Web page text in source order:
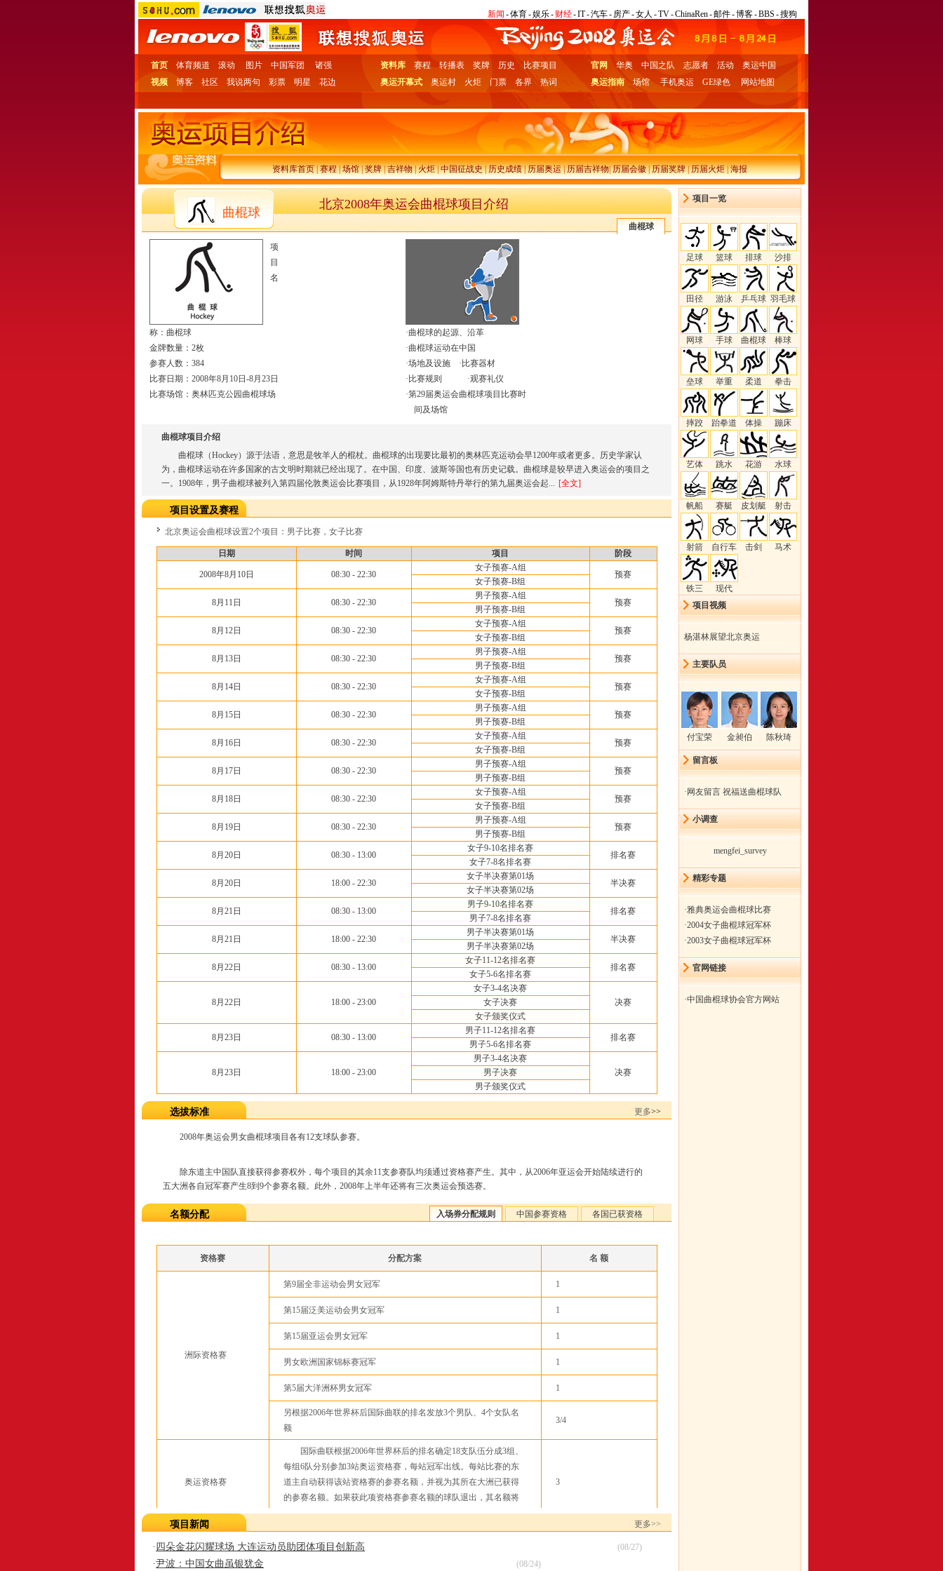
新闻 -体育-娱乐- 财经-IT-汽车- 房产-女人 -TV-ChinaRen-邮件-博客-BBS -搜狗
首页 体育频道 滚动 图片 中国军团
诸强
视频
博客 社区 我说两句 彩票 明星 花边
资料库 赛程 转播表 奖牌 历史
比赛项目
奥运开幕式
奥运村 火炬 门票 各界 热词
官网 华奥 中国之队 志愿者 活动
奥运中国
奥运指南
场馆 手机奥运 GE绿色 网站地图
资料库首页|赛程|场馆|奖牌|吉祥物|火炬|中国征战史|历史成绩|历届奥运|历届吉祥物|历届会徽|历届奖牌|历届火炬|海报
曲棍球
北京2008年奥运会曲棍球项目介绍
曲棍球
项
目
名
称：曲棍球
金牌数量：2枚
参赛人数：384
比赛日期：2008年8月10日-8月23日
比赛场馆：奥林匹克公园曲棍球场
·曲棍球的起源、沿革
·曲棍球运动在中国
·场地及设施· 比赛器材
· 比赛规则 ·观赛礼仪
·第29届奥运会曲棍球项目比赛时
间及场馆
曲棍球项目介绍
曲棍球（Hockey）源于法语，意思是牧羊人的棍杖。曲棍球的出现要比最初的奥林匹克运动会早1200年或者更多。历史学家认
为，曲棍球运动在许多国家的古文明时期就已经出现了。在中国、印度、波斯等国也有历史记载。曲棍球是较早进入奥运会的项目之
一。1908年，男子曲棍球被列入第四届伦敦奥运会比赛项目，从1928年阿姆斯特丹举行的第九届奥运会起... [全文]
项目设置及赛程
北京奥运会曲棍球设置2个项目：男子比赛，女子比赛
日期 时间 项目 阶段
2008年8月10日 08:30 - 22:30
女子预赛-A组
预赛
女子预赛-B组
8月11日 08:30 - 22:30
男子预赛-A组
预赛
男子预赛-B组
8月12日 08:30 - 22:30
女子预赛-A组
预赛
女子预赛-B组
8月13日 08:30 - 22:30
男子预赛-A组
预赛
男子预赛-B组
8月14日 08:30 - 22:30
女子预赛-A组
预赛
女子预赛-B组
8月15日 08:30 - 22:30
男子预赛-A组
预赛
男子预赛-B组
8月16日 08:30 - 22:30
女子预赛-A组
预赛
女子预赛-B组
8月17日 08:30 - 22:30
男子预赛-A组
预赛
男子预赛-B组
8月18日 08:30 - 22:30
女子预赛-A组
预赛
女子预赛-B组
8月19日 08:30 - 22:30
男子预赛-A组
预赛
男子预赛-B组
8月20日 08:30 - 13:00
女子9-10名排名赛
排名赛
女子7-8名排名赛
8月20日 18:00 - 22:30
女子半决赛第01场
半决赛
女子半决赛第02场
8月21日 08:30 - 13:00
男子9-10名排名赛
排名赛
男子7-8名排名赛
8月21日 18:00 - 22:30
男子半决赛第01场
半决赛
男子半决赛第02场
8月22日 08:30 - 13:00
女子11-12名排名赛
排名赛
女子5-6名排名赛
8月22日 18:00 - 23:00
女子3-4名决赛
决赛
女子决赛
女子颁奖仪式
8月23日 08:30 - 13:00
男子11-12名排名赛
排名赛
男子5-6名排名赛
8月23日 18:00 - 23:00
男子3-4名决赛
决赛
男子决赛
男子颁奖仪式
更多>>
选拔标准
2008年奥运会男女曲棍球项目各有12支球队参赛。
除东道主中国队直接获得参赛权外，每个项目的其余11支参赛队均须通过资格赛产生。其中，从2006年亚运会开始陆续进行的
五大洲各自冠军赛产生8到9个参赛名额。此外，2008年上半年还将有三次奥运会预选赛。
名额分配 入场券分配规则 中国参赛资格 各国已获资格
资格赛 分配方案 名 额
洲际资格赛
第9届全非运动会男女冠军 1
第15届泛美运动会男女冠军 1
第15届亚运会男女冠军 1
男女欧洲国家锦标赛冠军 1
第5届大洋洲杯男女冠军 1
另根据2006年世界杯后国际曲联的排名发放3个男队、4个女队名
额
3/4
奥运资格赛
国际曲联根据2006年世界杯后的排名确定18支队伍分成3组、
每组6队分别参加3站奥运资格赛，每站冠军出线。每站比赛的东
道主自动获得该站资格赛的参赛名额，并视为其所在大洲已获得
的参赛名额。如果获此项资格赛参赛名额的球队退出，其名额将
由国际曲联排名紧随其后的队伍替补。
3
更多>>
项目新闻
· 四朵金花闪耀球场 大连运动员助团体项目创新高 (08/27)
·尹波：中国女曲虽银犹金 (08/24)
项目一览
足球 篮球 排球 沙排
田径 游泳 乒乓球 羽毛球
网球 手球 曲棍球 棒球
垒球 举重 柔道 拳击
摔跤 跆拳道 体操 蹦床
艺体 跳水 花游 水球
帆船 赛艇 皮划艇 射击
射箭 自行车 击剑 马术
铁三
现代
项目视频
杨湛林展望北京奥运
主要队员
付宝荣 金昶伯 陈秋琦
留言板
· 网友留言 祝福送曲棍球队
小调查
mengfei_survey
精彩专题
·雅典奥运会曲棍球比赛
·2004女子曲棍球冠军杯
·2003女子曲棍球冠军杯
官网链接
·中国曲棍球协会官方网站